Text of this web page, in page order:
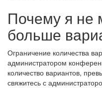
Почему я не
больше
Ограничение количества
администратором
количество вариантов,
свяжитесь с